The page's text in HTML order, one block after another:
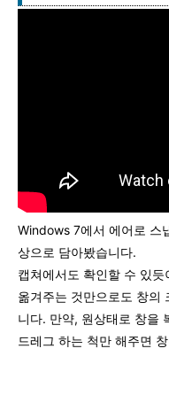
Windows 7에서 에어로 스
상으로 담아봤습니다.
캡쳐에서도 확인할 수 있
옮겨주는 것만으로도 창의
니다. 만약, 원상태로 창을
드레그 하는 척만 해주면